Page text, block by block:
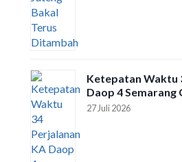
Ketepatan Waktu
Daop 4 Semarang
27 Juli 2026